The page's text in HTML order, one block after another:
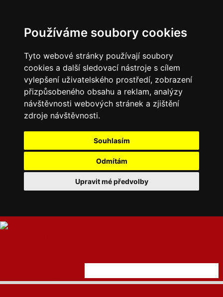
Používáme soubory cookies
Tyto webové stránky používají soubory
cookies a další sledovací nástroje s cílem
vylepšení uživatelského prostředí, zobrazení
přizpůsobeného obsahu a reklam, analýzy
návštěvnosti webových stránek a zjištění
zdroje návštěvnosti.
Souhlasím
Odmítám
Upravit mé předvolby